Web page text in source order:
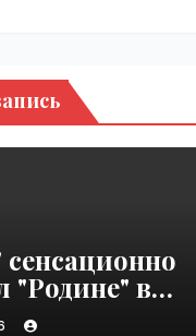
"Родине" в
| VseTime.ru